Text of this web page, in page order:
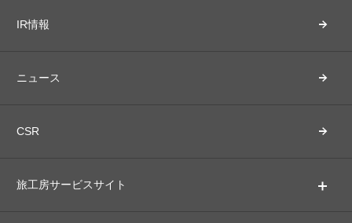
IR情報
ニュース
CSR
旅工房サービスサイト